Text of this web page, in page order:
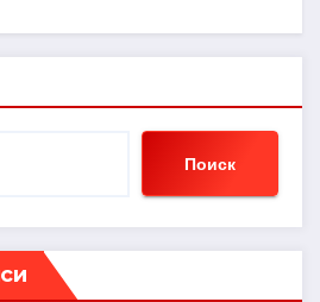
e
a
р
в
ть
Поиск